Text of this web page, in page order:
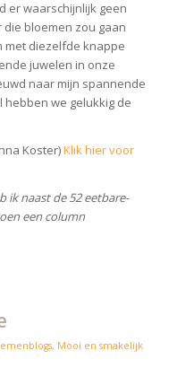
er waarschijnlijk geen
bloemen zou gaan
met diezelfde knappe
juwelen in onze
naar mijn spannende
we gelukkig de
Koster)Klik hier voor
ik naast de 52 eetbare-
een column
, Mooi en smakelijk